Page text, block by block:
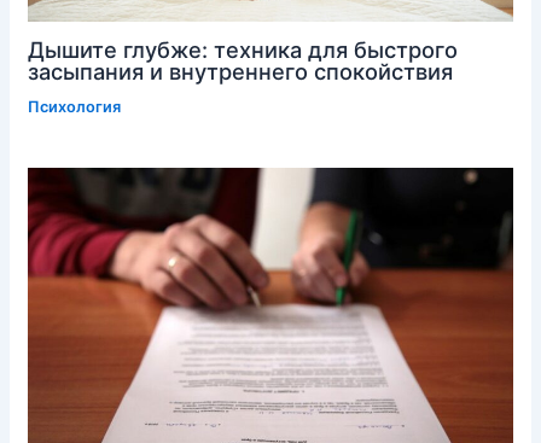
Дышите глубже: техника для быстрого
засыпания и внутреннего спокойствия
Психология